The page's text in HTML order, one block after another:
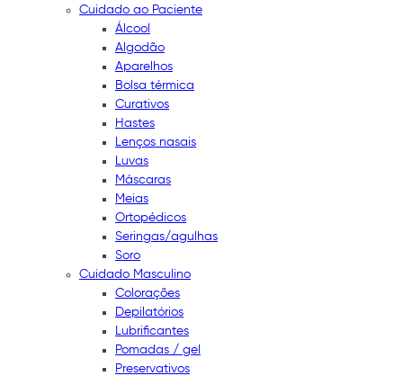
Cuidado ao Paciente
Álcool
Algodão
Aparelhos
Bolsa térmica
Curativos
Hastes
Lenços nasais
Luvas
Máscaras
Meias
Ortopédicos
Seringas/agulhas
Soro
Cuidado Masculino
Colorações
Depilatórios
Lubrificantes
Pomadas / gel
Preservativos